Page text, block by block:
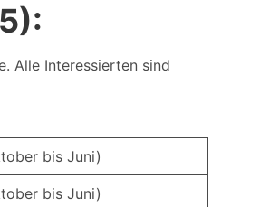
Alle Interessierten sind
bis Juni)
bis Juni)